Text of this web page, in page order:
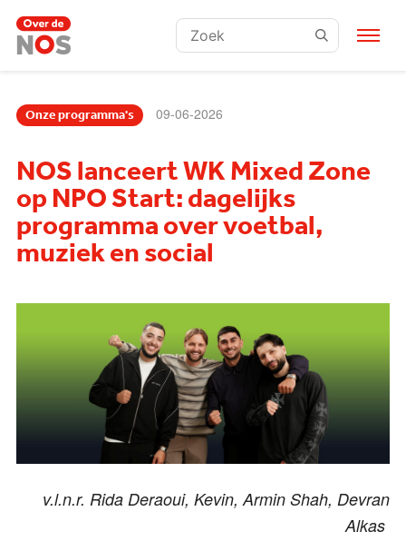
Zoeken:
Onze programma's 09-06-2026
NOS lanceert WK Mixed Zone
op NPO Start: dagelijks
programma over voetbal,
muziek en social
v.l.n.r. Rida Deraoui, Kevin, Armin Shah, Devran
Alkas